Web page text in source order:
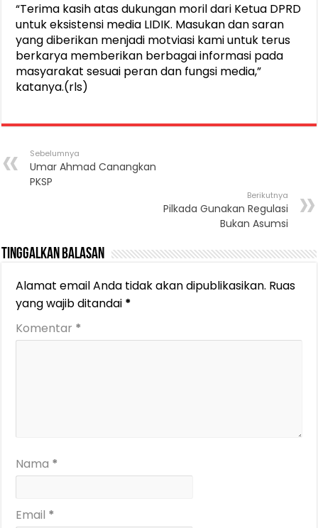
“Terima kasih atas dukungan moril dari Ketua DPRD
untuk eksistensi media LIDIK. Masukan dan saran
yang diberikan menjadi motviasi kami untuk terus
berkarya memberikan berbagai informasi pada
masyarakat sesuai peran dan fungsi media,”
katanya.(rls)
Sebelumnya
Umar Ahmad Canangkan
PKSP
Berikutnya
Pilkada Gunakan Regulasi
Bukan Asumsi
Tinggalkan Balasan
Alamat email Anda tidak akan dipublikasikan. Ruas
yang wajib ditandai *
Komentar *
Nama *
Email *